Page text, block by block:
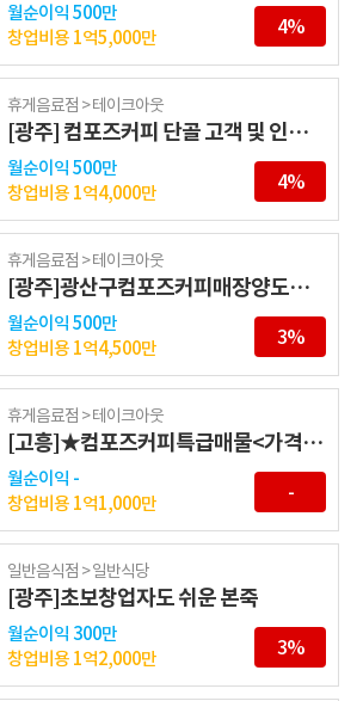
월순이익 500만
창업비용 1억5,000만 4%
휴게음료점 > 테이크아웃
[광주] 컴포즈커피 단골 고객 및 인지도 확보 매장 창업!
월순이익 500만
창업비용 1억4,000만 4%
휴게음료점 > 테이크아웃
[광주]광산구컴포즈커피매장양도양수정보
월순이익 500만
창업비용 1억4,500만 3%
휴게음료점 > 테이크아웃
[고흥]★컴포즈커피특급매물<가격내림>
월순이익 -
창업비용 1억1,000만 -
일반음식점 > 일반식당
[광주]초보창업자도 쉬운 본죽
월순이익 300만
창업비용 1억2,000만 3%